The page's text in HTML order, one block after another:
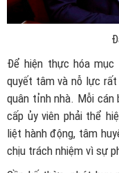
Để hiện thực hóa
quyết tâm và nỗ lực
quân tỉnh nhà. Mỗi
cấp ủy viên phải thể
liệt hành động, tâm
chịu trách nhiệm vì sự